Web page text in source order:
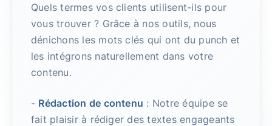
Quels termes vos clients utilisent-ils pour
vous trouver ? Grâce à nos outils, nous
dénichons les mots clés qui ont du punch et
les intégrons naturellement dans votre
contenu.
- Rédaction de contenu : Notre équipe se
fait plaisir à rédiger des textes engageants